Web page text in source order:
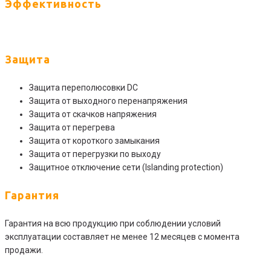
Эффективность
Защита
Защита переполюсовки DC
Защита от выходного перенапряжения
Защита от скачков напряжения
Защита от перегрева
Защита от короткого замыкания
Защита от перегрузки по выходу
Защитное отключение сети (Islanding protection)
Гарантия
Гарантия на всю продукцию при соблюдении условий
эксплуатации составляет не менее 12 месяцев с момента
продажи.